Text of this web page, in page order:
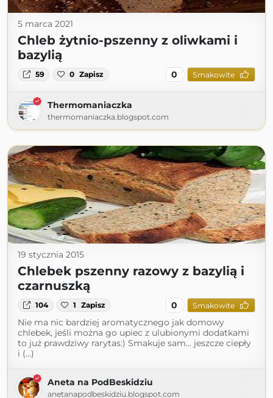
5 marca 2021
Chleb żytnio-pszenny z oliwkami i
bazylią
59 0 Zapisz 0 Smakowite
Thermomaniaczka
thermomaniaczka.blogspot.com
19 stycznia 2015
Chlebek pszenny razowy z bazylią i
czarnuszką
104 1 Zapisz 0 Smakowite
Nie ma nic bardziej aromatycznego jak domowy
chlebek, jeśli można go upiec z ulubionymi dodatkami
to już prawdziwy rarytas:) Smakuje sam... jeszcze ciepły
i (...)
Aneta na PodBeskidziu
anetanapodbeskidziu.blogspot.com